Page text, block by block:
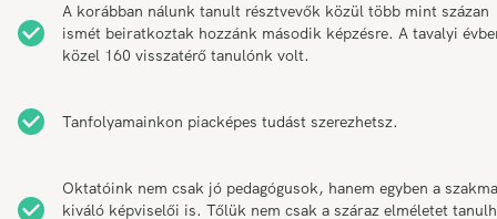
A korábban nálunk tanult résztvevők közül több mint százan
ismét beiratkoztak hozzánk második képzésre. A tavalyi
közel 160 visszatérő tanulónk volt.
Tanfolyamainkon piacképes tudást szerezhetsz.
Oktatóink nem csak jó pedagógusok, hanem egyben a szakma
kiváló képviselői is. Tőlük nem csak a száraz elméletet